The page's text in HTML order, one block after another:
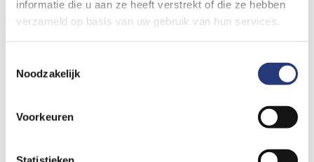
informatie die u aan ze heeft verstrekt of die ze hebben
verzameld op basis van uw gebruik van hun services.
Noodzakelijk
Voorkeuren
er wel eens boos of verdrietig over. Daarom is het belangrijk dat
we tijdens de plasklas goed uitzoeken wat er aan de hand is en